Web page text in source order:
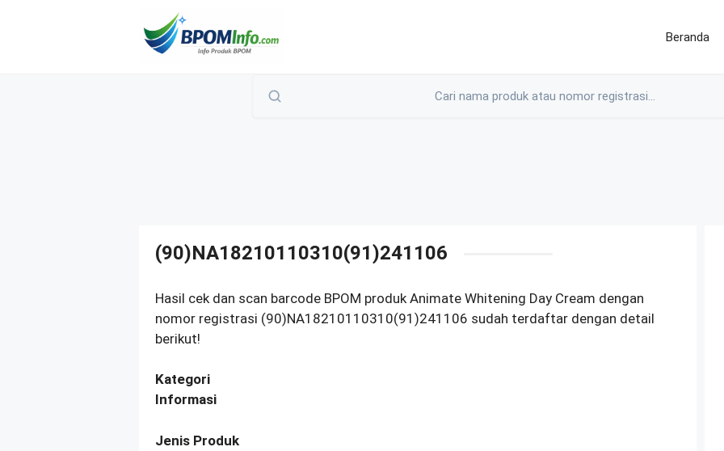
Beranda
(90)NA18210110310(91)241106
Hasil cek dan scan barcode BPOM produk Animate Whitening Day Cream dengan
nomor registrasi (90)NA18210110310(91)241106 sudah terdaftar dengan detail
berikut!
Kategori
Informasi
Jenis Produk